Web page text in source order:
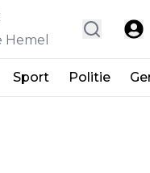
Hemel
Sport Politie